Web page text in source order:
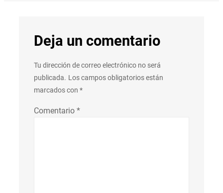
Deja un comentario
Tu dirección de correo electrónico no será
publicada. Los campos obligatorios están
marcados con *
Comentario *